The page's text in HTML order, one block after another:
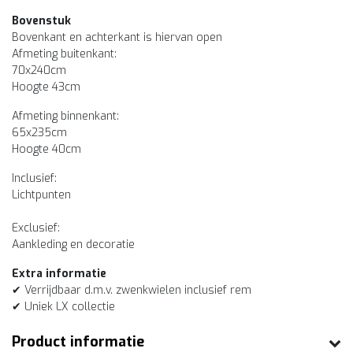
Bovenstuk
Bovenkant en achterkant is hiervan open
Afmeting buitenkant:
70x240cm
Hoogte 43cm
Afmeting binnenkant:
65x235cm
Hoogte 40cm
Inclusief:
Lichtpunten
Exclusief:
Aankleding en decoratie
Extra informatie
✔ Verrijdbaar d.m.v. zwenkwielen inclusief rem
✔ Uniek LX collectie
Product informatie